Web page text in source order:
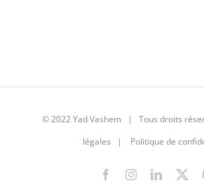
© 2022 Yad Vashem | Tous droits
légales | Politique de